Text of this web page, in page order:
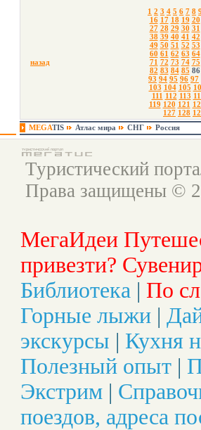
назад
1 2 3 4 5 6 7 8
16 17 18 19 20
27 28 29 30 31
38 39 40 41 42
49 50 51 52 53
60 61 62 63 64
71 72 73 74 75
82 83 84 85 86
93 94 95 96 97
103 104 105
111 112 113
119 120 121
127 128
MEGATIS Атлас мира СНГ Россия
Туристический
Права защищены ©
МегаИдеи
привезти?
Библиотека | По
Горные лыжи |
экскурсы | Кухня
Полезный опыт |
Экстрим |
поездов, адреса